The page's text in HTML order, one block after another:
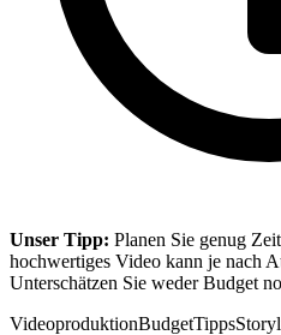
Unser Tipp: Planen Sie genug
hochwertiges Video kann je nach
Unterschätzen Sie weder Budget
VideoproduktionBudgetTipps